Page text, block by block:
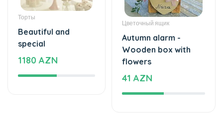
Торты
Beautiful and
special
1180 AZN
Цветочный ящик
Autumn alarm -
Wooden box with
flowers
41 AZN